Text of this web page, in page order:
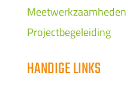
Meetwerkzaamheden
Projectbegeleiding
HANDIGE LINKS